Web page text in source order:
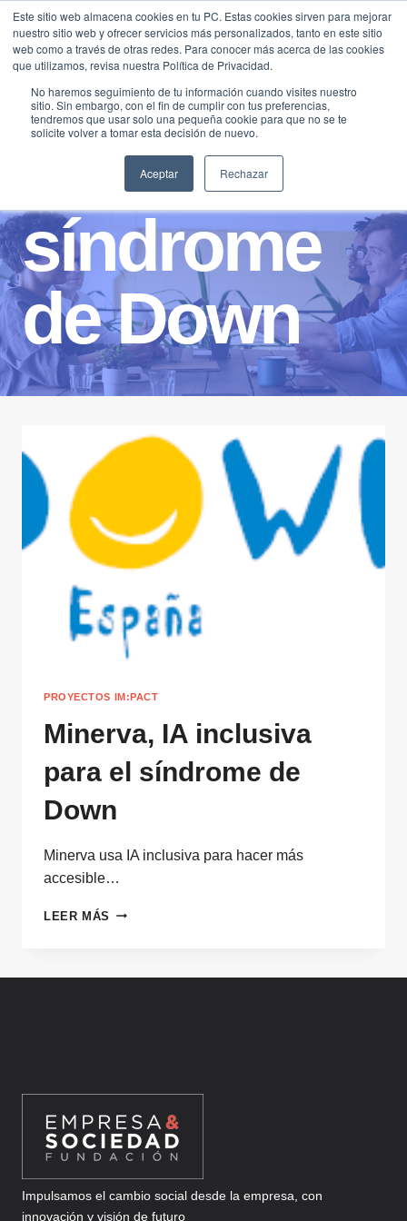
Este sitio web almacena cookies en tu PC. Estas cookies sirven para mejorar
nuestro sitio web y ofrecer servicios más personalizados, tanto en este sitio
web como a través de otras redes. Para conocer más acerca de las cookies
que utilizamos, revisa nuestra Política de Privacidad.
No haremos seguimiento de tu información cuando visites nuestro
sitio. Sin embargo, con el fin de cumplir con tus preferencias,
tendremos que usar solo una pequeña cookie para que no se te
solicite volver a tomar esta decisión de nuevo.
Aceptar Rechazar
Saltar
contenido
síndrome
de Down
PROYECTOS IM:PACT
Minerva, IA inclusiva
para el síndrome de
Down
Minerva usa IA inclusiva para hacer más
accesible…
LEER MÁS MINERVA,
Impulsamos el cambio social desde la empresa, con
innovación y visión de futuro
Traducir »